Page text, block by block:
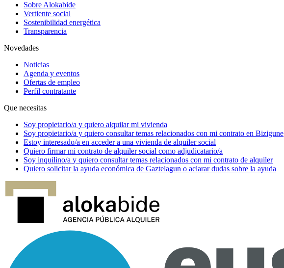
Sobre Alokabide
Vertiente social
Sostenibilidad energética
Transparencia
Novedades
Noticias
Agenda y eventos
Ofertas de empleo
Perfil contratante
Que necesitas
Soy propietario/a y quiero alquilar mi vivienda
Soy propietario/a y quiero consultar temas relacionados con mi contrato en Bizigune
Estoy interesado/a en acceder a una vivienda de alquiler social
Quiero firmar mi contrato de alquiler social como adjudicatario/a
Soy inquilino/a y quiero consultar temas relacionados con mi contrato de alquiler
Quiero solicitar la ayuda económica de Gaztelagun o aclarar dudas sobre la ayuda